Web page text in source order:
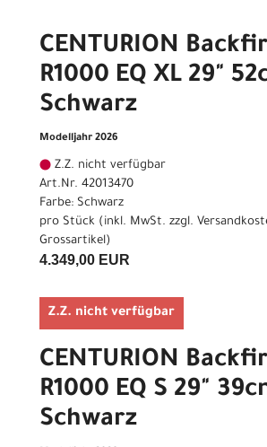
CENTURION
R1000 EQ XL 29"
Schwarz
Modelljahr 2026
Z.Z. nicht verfügbar
Art.Nr. 42013470
Farbe: Schwarz
pro Stück (inkl. MwSt. zzgl.
Grossartikel)
4.349,00 EUR
Z.Z. nicht verfügbar
CENTURION
R1000 EQ S 29"
Schwarz